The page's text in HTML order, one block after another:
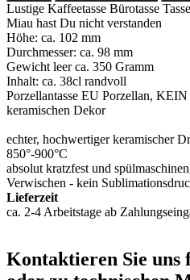
Lustige Kaffeetasse Bürotasse
Miau hast Du nicht verstanden
Höhe: ca. 102 mm
Durchmesser: ca. 98 mm
Gewicht leer ca. 350 Gramm
Inhalt: ca. 38cl randvoll
Porzellantasse EU Porzellan,
keramischen Dekor
echter, hochwertiger keramischer
850°-900°C
absolut kratzfest und
Verwischen - kein
Lieferzeit
ca. 2-4 Arbeitstage ab
Kontaktieren Sie uns